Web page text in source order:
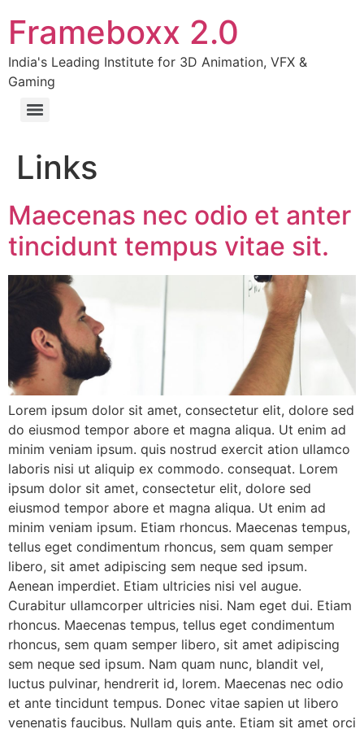
Frameboxx 2.0
India's Leading Institute for 3D Animation, VFX &
Gaming
Links
Maecenas nec odio et anter
tincidunt tempus vitae sit.
Lorem ipsum dolor sit amet, consectetur elit, dolore sed
do eiusmod tempor abore et magna aliqua. Ut enim ad
minim veniam ipsum. quis nostrud exercit ation ullamco
laboris nisi ut aliquip ex commodo. consequat. Lorem
ipsum dolor sit amet, consectetur elit, dolore sed
eiusmod tempor abore et magna aliqua. Ut enim ad
minim veniam ipsum. Etiam rhoncus. Maecenas tempus,
tellus eget condimentum rhoncus, sem quam semper
libero, sit amet adipiscing sem neque sed ipsum.
Aenean imperdiet. Etiam ultricies nisi vel augue.
Curabitur ullamcorper ultricies nisi. Nam eget dui. Etiam
rhoncus. Maecenas tempus, tellus eget condimentum
rhoncus, sem quam semper libero, sit amet adipiscing
sem neque sed ipsum. Nam quam nunc, blandit vel,
luctus pulvinar, hendrerit id, lorem. Maecenas nec odio
et ante tincidunt tempus. Donec vitae sapien ut libero
venenatis faucibus. Nullam quis ante. Etiam sit amet orci